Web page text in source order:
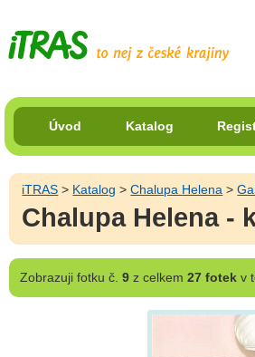
Úvod Katalog
iTRAS > Katalog >Chalupa Helena >
Chalupa Helena -
Zobrazujifotku č. 9z celkem 27 fotekv